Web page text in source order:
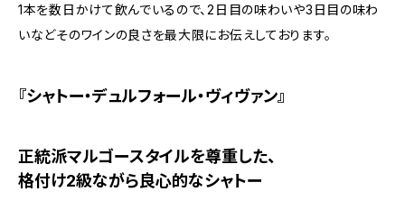
1本を数日かけて飲んでいるので、2日目の味わいや3日目の味わ
いなどそのワインの良さを最大限にお伝えしております。
『シャトー・デュルフォール・ヴィヴァン』
正統派マルゴースタイルを尊重した、
格付け2級ながら良心的なシャトー